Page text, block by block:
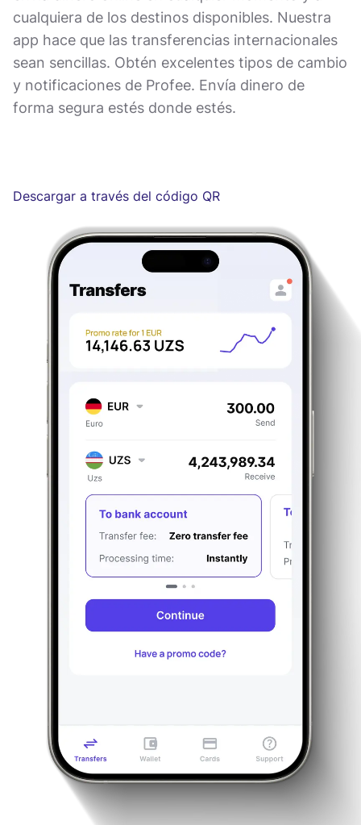
cualquiera de los destinos disponibles. Nuestra
app hace que las transferencias internacionales
sean sencillas. Obtén excelentes tipos de cambio
y notificaciones de Profee. Envía dinero de
forma segura estés donde estés.
Descargar a través del código QR